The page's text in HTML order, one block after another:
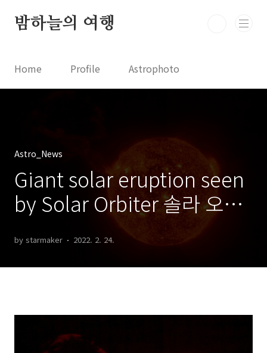
밤하늘의 여행
Home Profile Astrophoto
Astrophotography
Astro_News
Giant solar eruption seen
by Solar Orbiter 솔라 오비
터가 촬영한 거대한 태양 분
출
by starmaker 2022. 2. 24.